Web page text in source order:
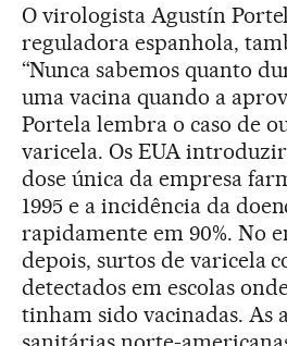
O virologista Agustín
reguladora espanhola,
“Nunca sabemos quanto
uma vacina quando a
Portela lembra o caso de
varicela. Os EUA
dose única da empresa
1995 e a incidência da
rapidamente em 90%. No
depois, surtos de varicela
detectados em escolas
tinham sido vacinadas. As